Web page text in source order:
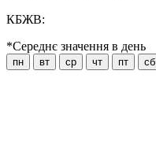
КБЖВ:
*Середнє значення в день
пн вт ср чт пт сб